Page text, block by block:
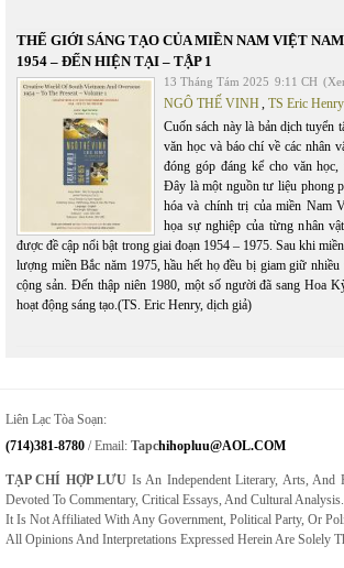
THẾ GIỚI SÁNG TẠO CỦA MIỀN NAM VIỆT
1954 – ĐẾN HIỆN TẠI – TẬP 1
13 Tháng Tám 2025 9:11 CH
NGÔ THẾ VINH, TS Eric Henry
Cuốn sách này là bản dịch tuyển
văn học và báo chí về các nhân
đóng góp đáng kể cho văn học,
Đây là một nguồn tư liệu phong
hóa và chính trị của miền Nam
họa sự nghiệp của từng nhân
được đề cập nổi bật trong giai đoạn 1954 – 1975. Sau khi
lượng miền Bắc năm 1975, hầu hết họ đều bị giam giữ nhiều
cộng sản. Đến thập niên 1980, một số người đã sang Hoa
hoạt động sáng tạo.(TS. Eric Henry, dịch giả)
Liên Lạc Tòa Soạn:
(714)381-8780 / Email: TapcHihopluu@AOL.COM
TẠP CHÍ HỢP LƯU Is An Independent Literary, Arts, And
Devoted To Commentary, Critical Essays, And Cultural Analysis.
It Is Not Affiliated With Any Government, Political Party, Or
All Opinions And Interpretations Expressed Herein Are Solely